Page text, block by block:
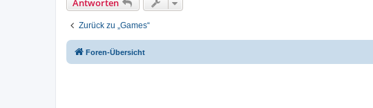
Antworten
Zurück zu „Games“
Foren-Übersicht